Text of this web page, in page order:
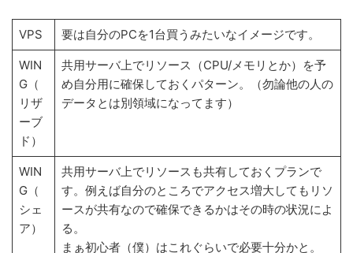
VPS 要は自分のPCを1台買うみたいなイメージです。
WIN
G（
リザ
ーブ
ド）
共用サーバ上でリソース（CPU/メモリとか）を予
め自分用に確保しておくパターン。（勿論他の人の
データとは別領域になってます）
WIN
G（
シェ
ア）
共用サーバ上でリソースも共有しておくプランで
す。例えば自分のところでアクセス増大してもリソ
ースが共有なので確保できるかはその時の状況によ
る。
まぁ初心者（僕）はこれぐらいで必要十分かと。